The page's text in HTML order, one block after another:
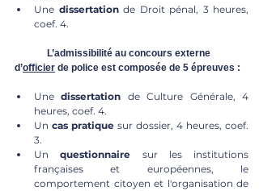
Une dissertation de Droit pénal, 3 heures,
coef. 4.
d’officier de police est composée de 5 épreuves :
Une dissertation de Culture Générale, 4
heures, coef. 4.
Un cas pratique sur dossier, 4 heures, coef.
3.
Un questionnaire sur les institutions
françaises et européennes, le
comportement citoyen et l'organisation de